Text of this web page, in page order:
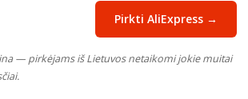
Pirkti AliExpress →
— pirkėjams iš Lietuvos netaikomi jokie muitai